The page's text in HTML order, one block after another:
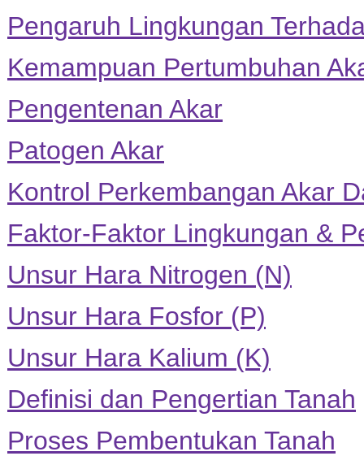
Pengaruh Lingkungan
Kemampuan Pertumbuhan
Pengentenan Akar
Patogen Akar
Kontrol Perkembangan Akar
Faktor-Faktor Lingkungan &
Unsur Hara Nitrogen (N)
Unsur Hara Fosfor (P)
Unsur Hara Kalium (K)
Definisi dan Pengertian Tanah
Proses Pembentukan Tanah